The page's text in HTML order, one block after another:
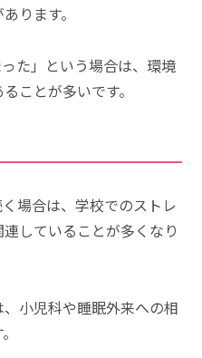
ります。
た」という場合は、環境
ことが多いです。
場合は、学校でのストレ
していることが多くなり
小児科や睡眠外来への相